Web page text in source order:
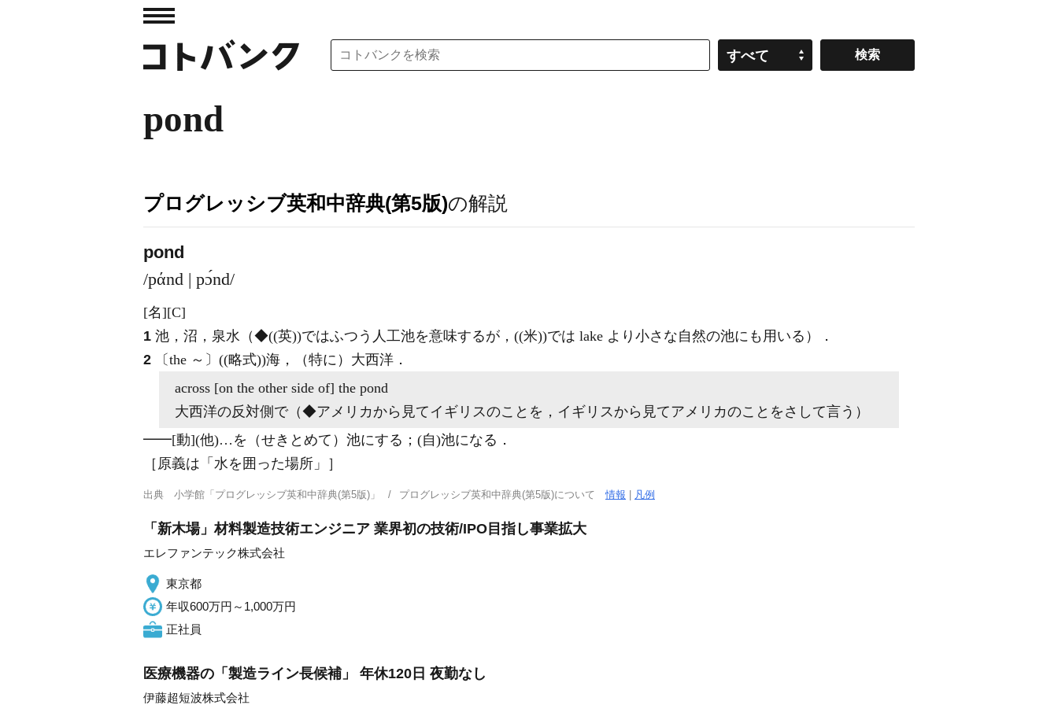
すべて
pond
プログレッシブ英和中辞典(第5版)の解説
pond
/pάnd | pɔ́nd/
[名][C]
1 池，沼，泉水（◆((英))ではふつう人工池を意味するが，((米))では lake より小さな自然の池にも用いる）
．
2 〔the ～〕((略式))海，（特に）大西洋 ．
across [on the other side of] the pond
大西洋の反対側で（◆アメリカから見てイギリスのことを，イギリスから見てアメリカのことをさして言う）
━━[動](他)…を（せきとめて）池にする； (自)池になる ．
［原義は「水を囲った場所」］
出典 小学館「プログレッシブ英和中辞典(第5版)」 プログレッシブ英和中辞典(第5版)について情報 凡例
「新木場」材料製造技術エンジニア 業界初の技術/IPO目指し事業拡大
エレファンテック株式会社
東京都
年収600万円～1,000万円
正社員
医療機器の「製造ライン長候補」 年休120日 夜勤なし
伊藤超短波株式会社